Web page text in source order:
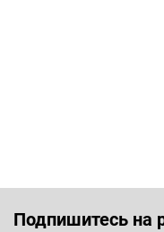
Подпишитесь на